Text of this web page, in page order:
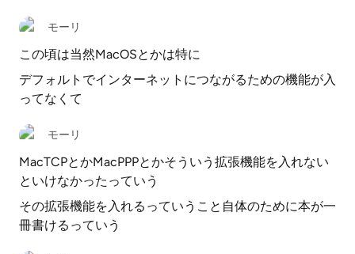
モーリ
この頃は当然MacOSとかは特に
デフォルトでインターネットにつながるための機能が入
ってなくて
モーリ
MacTCPとかMacPPPとかそういう拡張機能を入れない
といけなかったっていう
その拡張機能を入れるっていうこと自体のために本が一
冊書けるっていう